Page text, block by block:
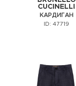
CUCINELLI
КАРДИГАН
ID: 47719